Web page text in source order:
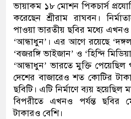
থানা
ভায়াকম ১৮ মোশন পিকচার্স
করেছেন শ্রীরাম রাঘবন।
পাওয়া ভারতীয় ছবির মধ্যে এখনও
‘আন্ধাধুন’। এর আগে রয়েছে
‘বজরঙ্গি ভাইজান’ ও ‘হিন্দি
‘আন্ধাধুন’ ভারতে মুক্তি
দেশের বাজারেও শত কোটির
ছবিটি। এটি নির্মাণে ব্যয়
বিপরীতে এখনও পর্যন্ত
টাকারও বেশি।